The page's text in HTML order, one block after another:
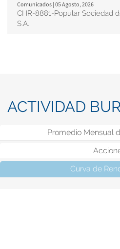
Comunicados | 05 Agosto, 2026
CHR-8881-Popular Sociedad
S.A.
ACTIVIDAD
Promedio Mensual
Curva de